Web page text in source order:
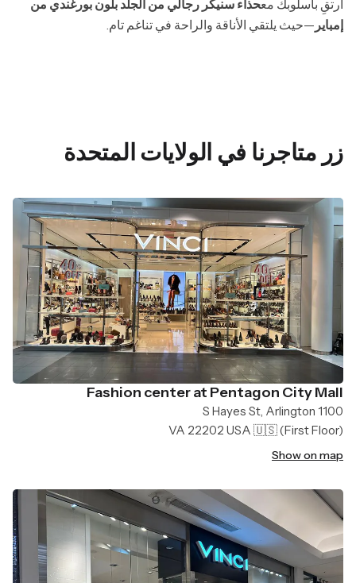
ارتقِ بأسلوبك معحذاء سنيكر رجالي من الجلد بلون بورغندي من
إمباير —حيث يلتقي الأناقة والراحة في تناغم تام.
زر متاجرنا في الولايات المتحدة
Fashion center at Pentagon City Mall
1100 S Hayes St, Arlington
VA 22202 USA 🇺🇸(First Floor)
Show on map